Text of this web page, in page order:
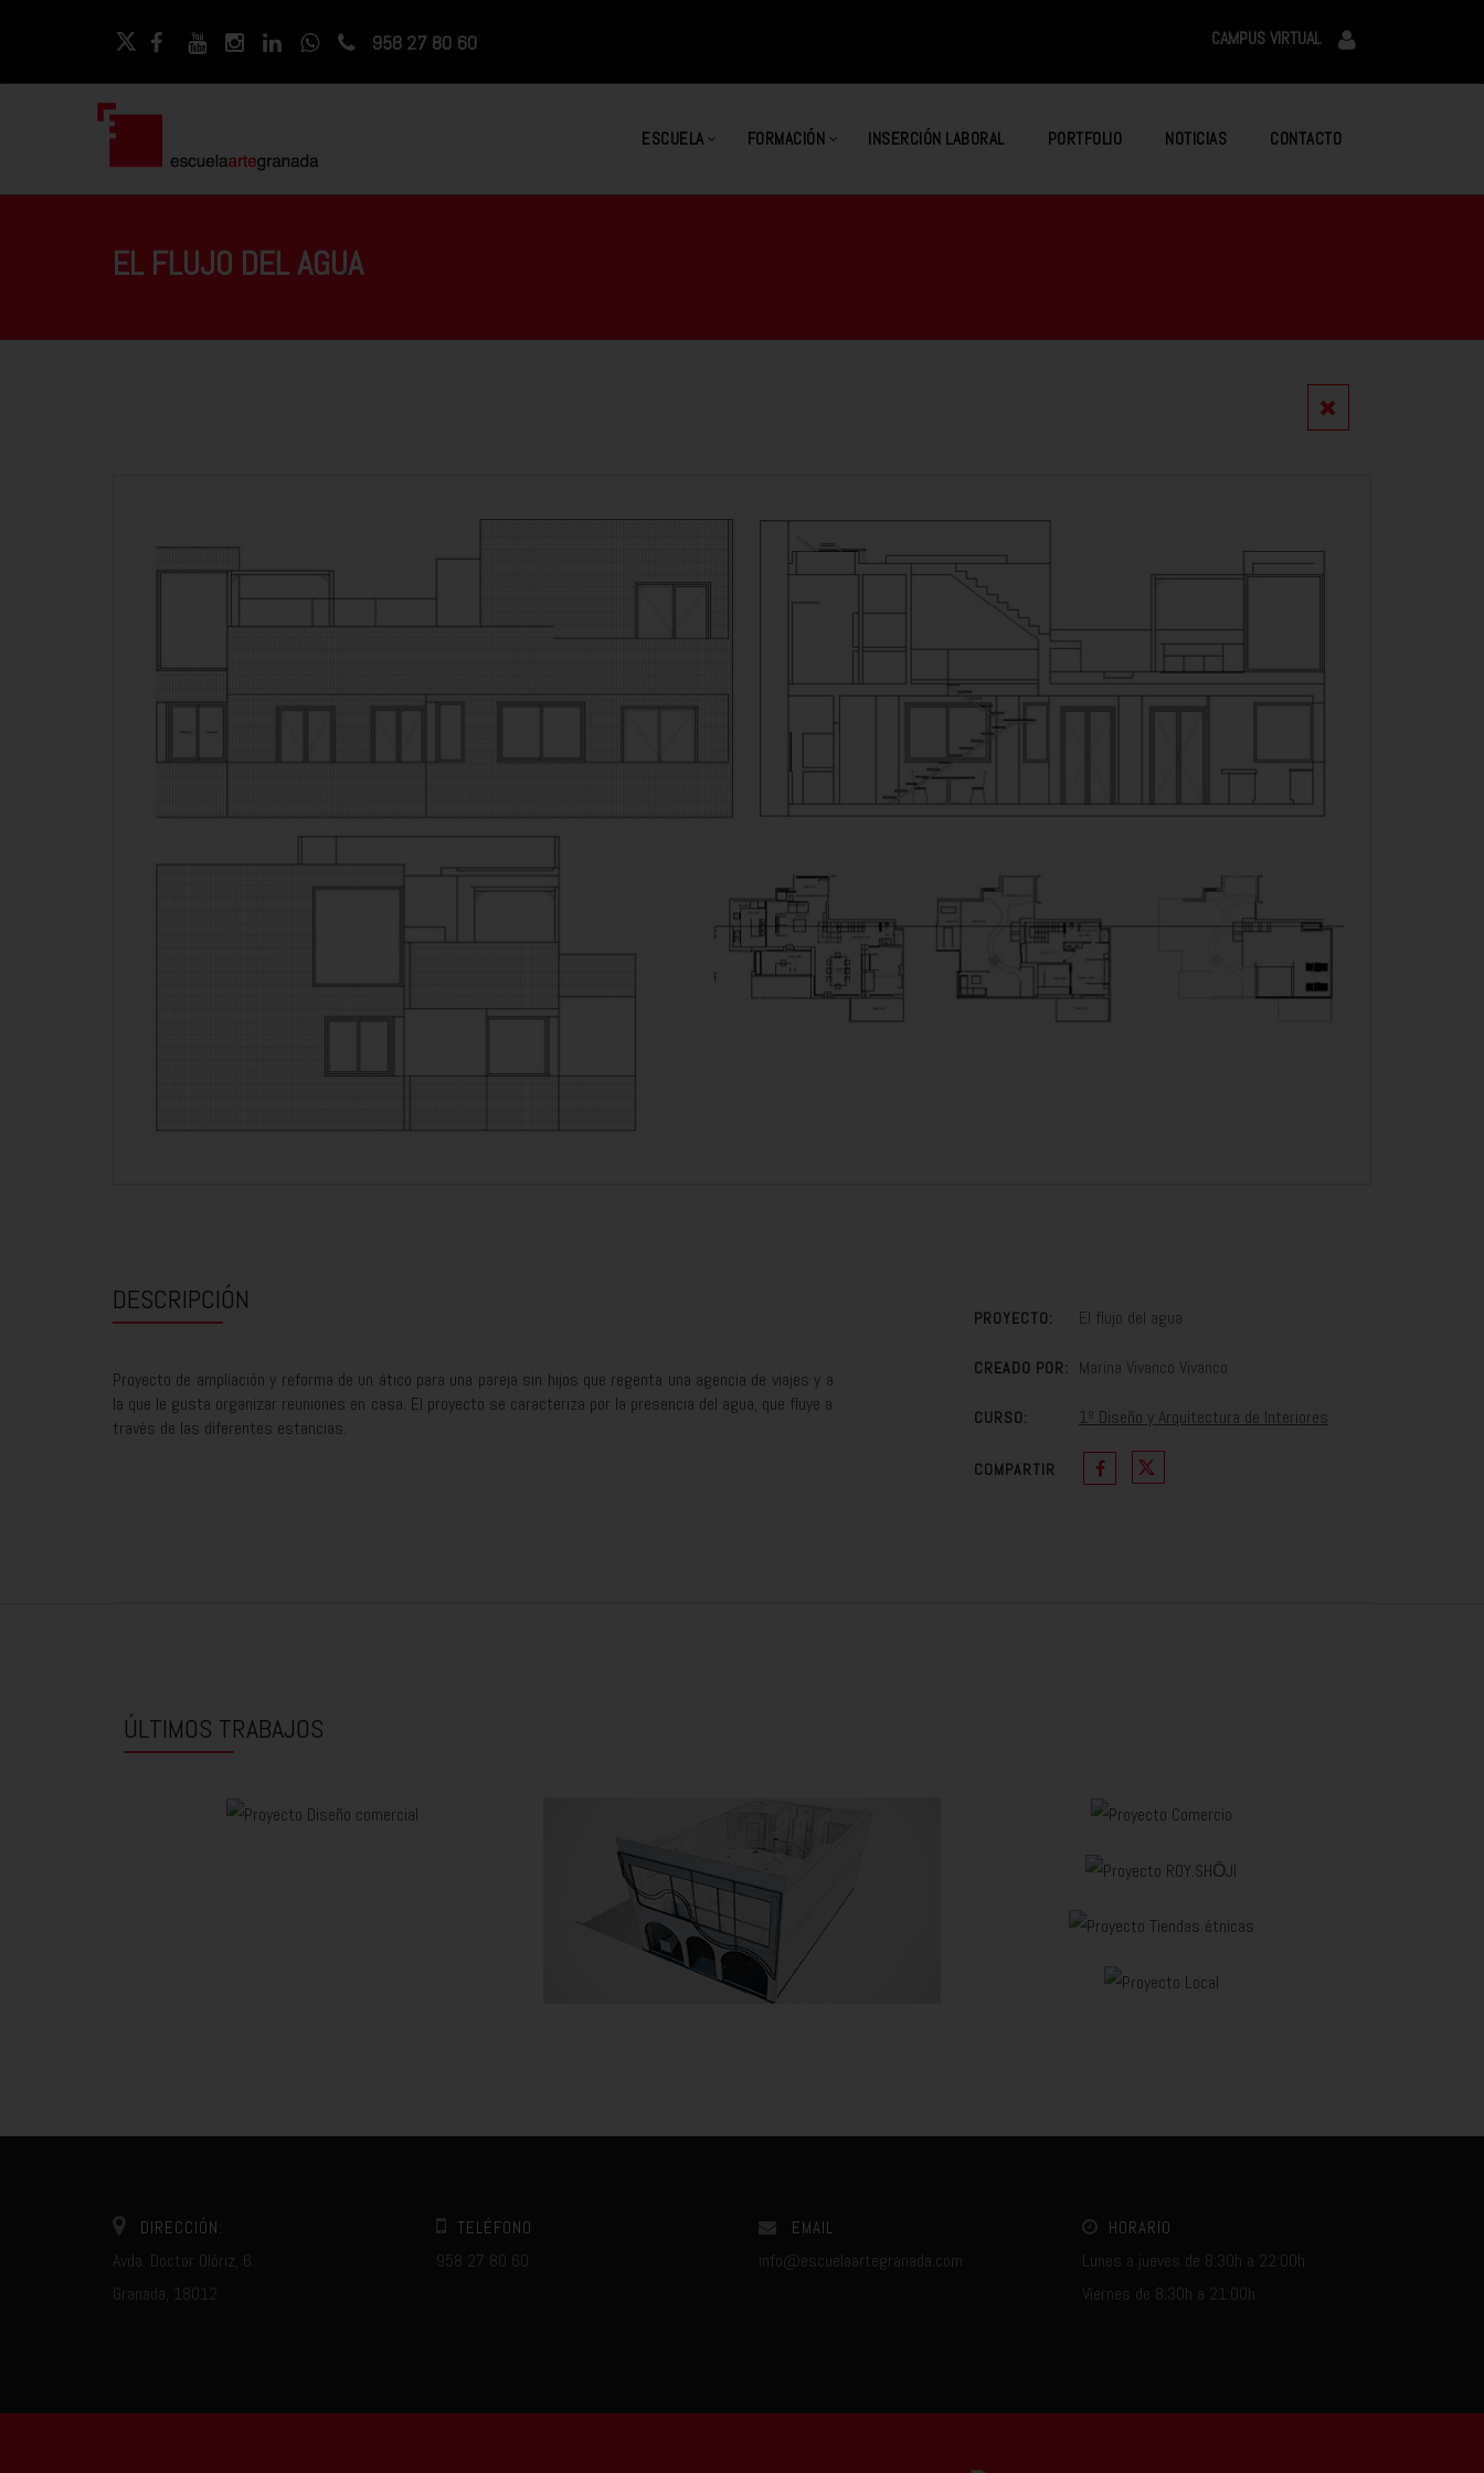
958 27 80 60 CAMPUS VIRTUAL
ESCUELA FORMACIÓN INSERCIÓN LABORAL PORTFOLIO NOTICIAS CONTACTO
EL FLUJO DEL AGUA
DESCRIPCIÓN
Proyecto de ampliación y reforma de un ático para una pareja sin hijos que regenta una agencia de viajes y a
la que le gusta organizar reuniones en casa. El proyecto se caracteriza por la presencia del agua, que fluye a
través de las diferentes estancias.
PROYECTO: El flujo del agua
CREADO POR: Marina Vivanco Vivanco
CURSO: 1º Diseño y Arquitectura de Interiores
COMPARTIR
ÚLTIMOS TRABAJOS
DIRECCIÓN:
Avda. Doctor Olóriz, 6.
Granada, 18012.
TELÉFONO
958 27 80 60
EMAIL
info@escuelaartegranada.com
HORARIO
Lunes a jueves de 8:30h a 22:00h
Viernes de 8:30h a 21:00h